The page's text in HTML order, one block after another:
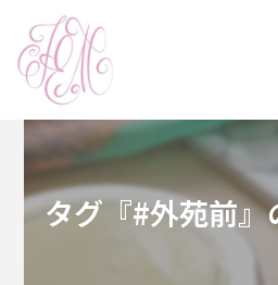
タグ『#外苑前』